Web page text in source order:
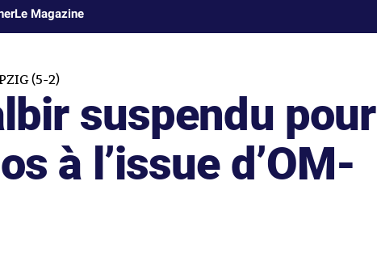
Le Magazine
(5-2)
suspendu pour
à l’issue d’OM-